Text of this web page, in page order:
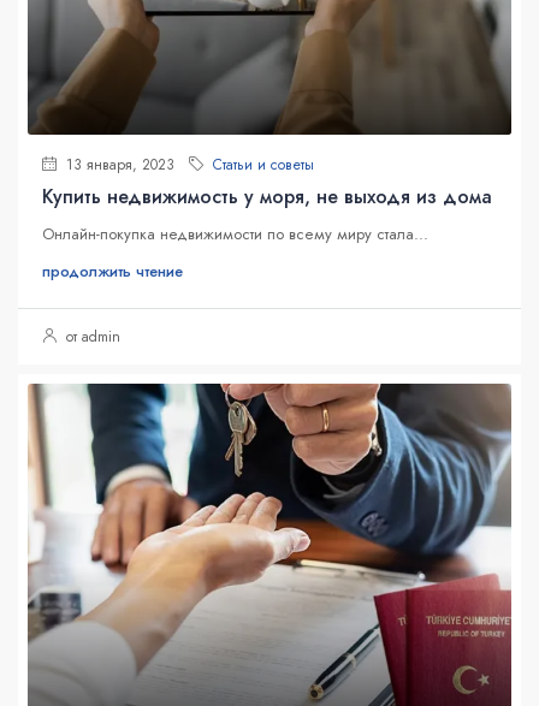
13 января, 2023 Статьи и советы
Купить недвижимость у моря, не выходя из дома
Онлайн-покупка недвижимости по всему миру стала...
продолжить чтение
от admin